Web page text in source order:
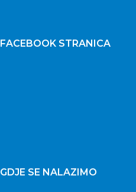
FACEBOOK STRANICA
GDJE SE NALAZIMO